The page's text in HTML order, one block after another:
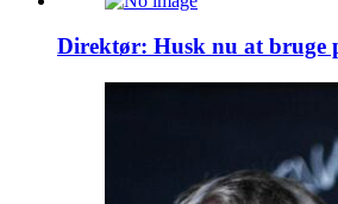
Direktør: Husk nu at bruge